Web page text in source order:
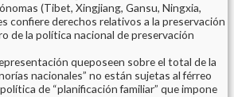
(Tibet, Xingjiang, Gansu, Ningxia,
confiere derechos relativos a la preservación
de la política nacional de preservación
queposeen sobre el total de la
nacionales” no están sujetas al férreo
de “planificación familiar” que impone